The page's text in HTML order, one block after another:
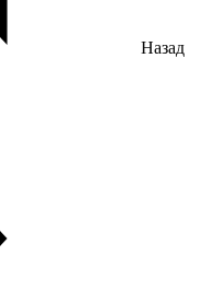
Назад